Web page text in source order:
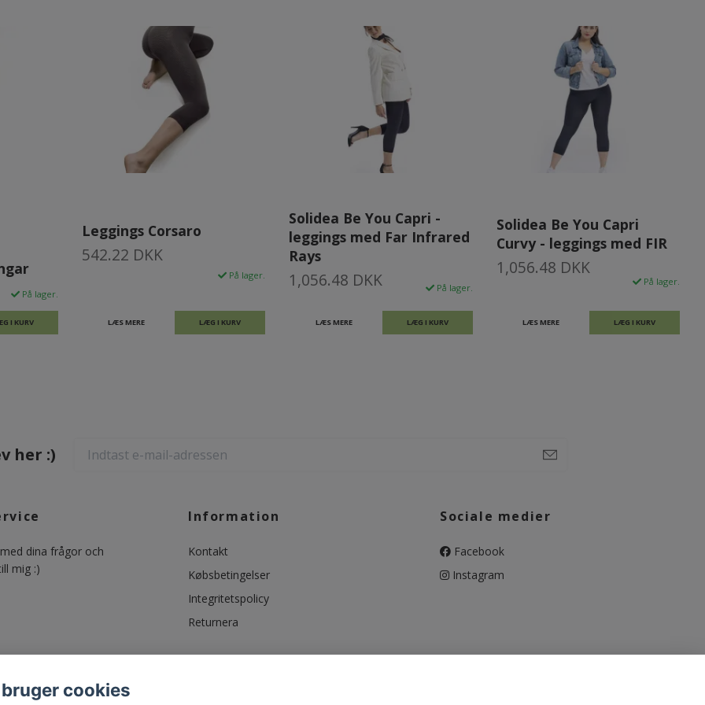
På lager.
I KURV
Leggings Corsaro
542.22 DKK
På lager.
LÆS MERE LÆG I KURV
Solidea Be You Capri -
leggings med Far Infrared
Rays
1,056.48 DKK På lager.
LÆS MERE LÆG I KURV
Solidea Be You Capri
Curvy - leggings med FIR
1,056.48 DKK
På lager.
LÆS MERE LÆG I KURV
her :)
dina frågor och
mig :)
Information
Kontakt
Købsbetingelser
Integritetspolicy
Returnera
Sociale medier
Facebook
Instagram
cookies